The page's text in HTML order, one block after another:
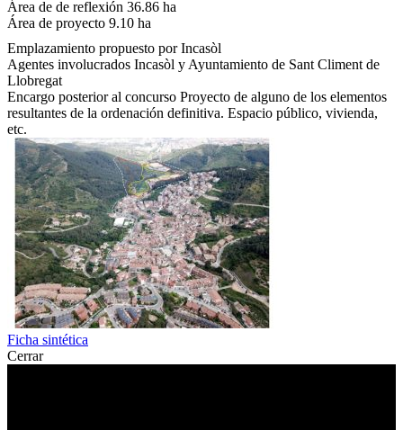
Área de de reflexión 36.86 ha
Área de proyecto 9.10 ha
Emplazamiento propuesto por Incasòl
Agentes involucrados Incasòl y Ayuntamiento de Sant Climent de
Llobregat
Encargo posterior al concurso Proyecto de alguno de los elementos
resultantes de la ordenación definitiva. Espacio público, vivienda,
etc.
Ficha sintética
Cerrar